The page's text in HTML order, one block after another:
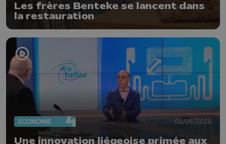
Les frères Benteke se lancent dans
la restauration
ECONOMIE 02/06/2026
Une innovation liégeoise primée aux